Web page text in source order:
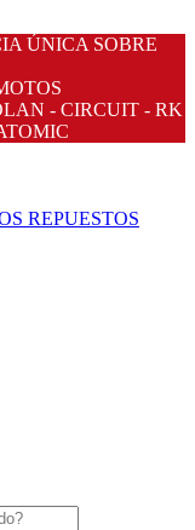
ÚNICA SOBRE
- CIRCUIT - RK
REPUESTOS